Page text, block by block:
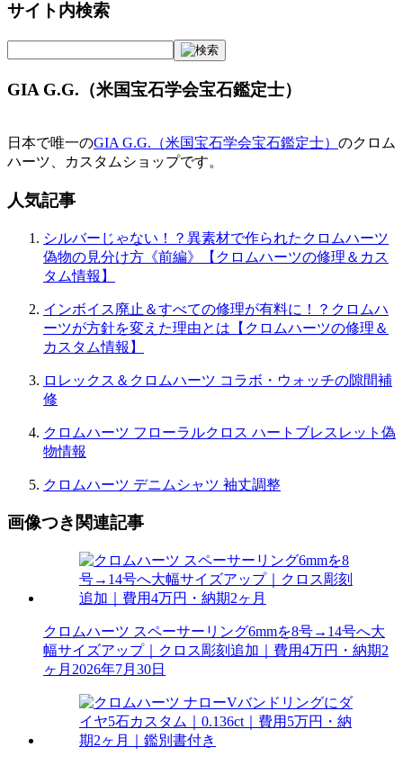
サイト内検索
GIA G.G.（米国宝石学会宝石鑑定士）
日本で唯一のGIA G.G.（米国宝石学会宝石鑑定士） のクロム
ハーツ、カスタムショップです。
人気記事
シルバーじゃない！？異素材で作られたクロムハーツ
偽物の見分け方《前編》【クロムハーツの修理＆カス
タム情報】
インボイス廃止＆すべての修理が有料に！？クロムハ
ーツが方針を変えた理由とは【クロムハーツの修理＆
カスタム情報】
ロレックス＆クロムハーツ コラボ・ウォッチの隙間補
修
クロムハーツ フローラルクロス ハートブレスレット偽
物情報
クロムハーツ デニムシャツ 袖丈調整
画像つき関連記事
クロムハーツ スペーサーリング6mmを8号→14号へ大
幅サイズアップ｜クロス彫刻追加｜費用4万円・納期2
ヶ月 2026年7月30日